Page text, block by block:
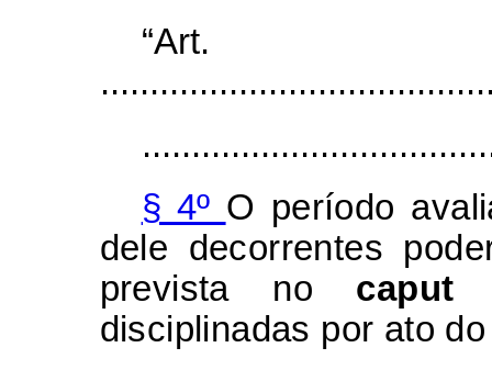
§ 4º O período
dele decorrentes
prevista no
disciplinadas por ato